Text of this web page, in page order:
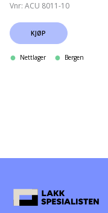
Vnr: ACU 8011-10
KJØP
Nettlager Bergen